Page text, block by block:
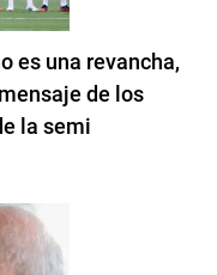
es una revancha,
de los
la semi